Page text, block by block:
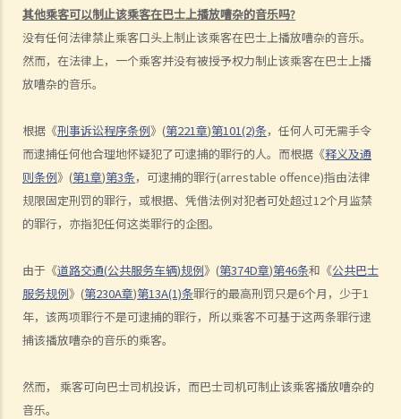
其他乘客可以制止该乘客在巴士上播放嘈杂的音乐吗?
没有任何法律禁止乘客口头上制止该乘客在巴士上播放嘈杂的音乐。
然而，在法律上，一个乘客并没有被授予权力制止该乘客在巴士上播
放嘈杂的音乐。
根据《刑事诉讼程序条例》 (第221章)第101(2)条，任何人可无需手令
而逮捕任何他合理地怀疑犯了可逮捕的罪行的人。而根据《释义及通
则条例》 (第1章)第3条，可逮捕的罪行(arrestable offence)指由法律
规限固定刑罚的罪行，或根据、凭借法例对犯者可处超过12个月监禁
的罪行，亦指犯任何这类罪行的企图。
由于《道路交通(公共服务车辆)规例》 (第374D章)第46条和《公共巴士
服务规例》 (第230A章)第13A(1)条罪行的最高刑罚只是6个月，少于1
年，该两项罪行不是可逮捕的罪行，所以乘客不可基于这两条罪行逮
捕该播放嘈杂的音乐的乘客。
然而，
乘客可向巴士司机投诉，而巴士司机可制止该乘客播放嘈杂的
音乐。
病细菌，我可不愿做这种测试」。D先生这个做法行得通吗？
2. D女士在酒吧喝了几杯后开车回家，途中被警方截停，并被要求进行
随机抽样呼气测试。D女士知道她不能拒绝做测试，但她故意在吹气孔
旁边吹气，而不是吹进气孔内。D女士这个做法可行吗？
c. 提供样本以作分析的责任
1. A女士驾驶汽车时撞向前面的车辆。警务人员到达现场，发现A女士脚
步虚浮，说话含糊不清，而且满身酒气。基于A女士这种情况，警员认
为不能在现场为她进行呼气测试。其后，A女士被带到医院，但她仍处
当时没有女性警务人员在场，遂拒绝提供尿液样本。警员和医院的医生
于是寻求A女士的同意，提取血液样本。她再次拒绝，并说：「我不信
任你们的医生和设备。我怎么知道你的针筒有没有被爱滋病污染？我可
不会把血给你。」A女士最终没有提供任何呼气、尿液或血液样本。A女
3. 判刑